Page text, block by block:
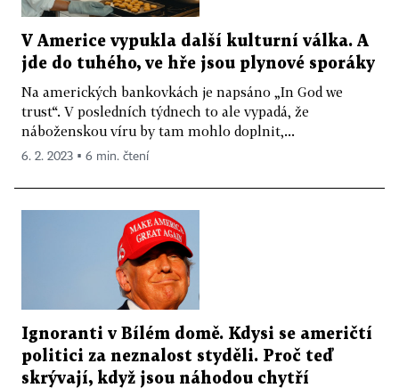
V Americe vypukla další kulturní válka. A
jde do tuhého, ve hře jsou plynové sporáky
Na amerických bankovkách je napsáno „In God we
trust“. V posledních týdnech to ale vypadá, že
náboženskou víru by tam mohlo doplnit,...
6. 2. 2023 ▪ 6 min. čtení
Ignoranti v Bílém domě. Kdysi se američtí
politici za neznalost styděli. Proč teď
skrývají, když jsou náhodou chytří